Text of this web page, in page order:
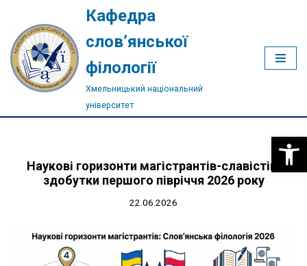
Перейти
до
вмісту
Кафедра
слов’янської
філології
Хмельницький національний
університет
Наукові горизонти магістрантів-славістів:
здобутки першого півріччя 2026 року
22.06.2026